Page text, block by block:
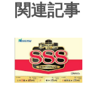
関連記事